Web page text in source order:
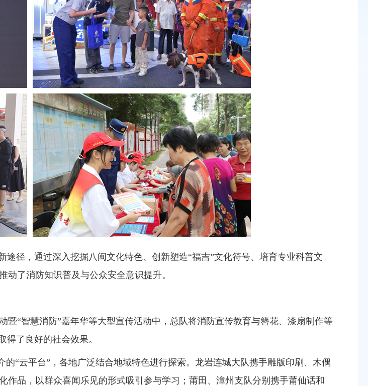
途径，通过深入挖掘八闽文化特色、创新塑造“福吉”文化符号、培育专业科普文
动了消防知识普及与公众安全意识提升。
暨“智慧消防”嘉年华等大型宣传活动中 ， 总队将消防宣传教育与簪花、漆扇制作等
得了良好的社会效果。
的“云平台”， 各地广泛结合地域特色进行探索。 龙岩连城大队携手雕版印刷、木偶
品，以群众喜闻乐见的形式吸引参与学习；莆田、漳州支队分别携手莆仙话和